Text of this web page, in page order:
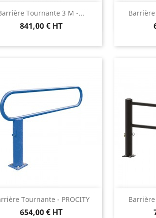
Tournante 3 M -...
841,00 € HT
Aperçu rapide 
Tournante - PROCITY
654,00 € HT
Aperçu rapide 